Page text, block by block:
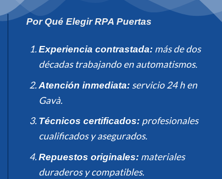
Por Qué Elegir RPA Puertas
Experiencia contrastada:más de dos
décadas trabajando en automatismos.
Atención inmediata:servicio 24 h en
Gavà.
Técnicos certificados:profesionales
cualificados y asegurados.
Repuestos originales:materiales
duraderos y compatibles.